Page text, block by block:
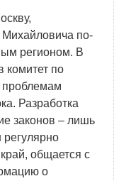
Михайловича по-
регионом. В
комитет по
проблемам
Разработка
законов – лишь
регулярно
общается с
о